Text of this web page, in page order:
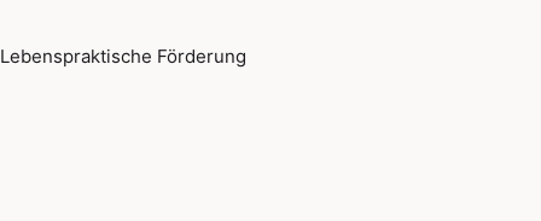
Lebenspraktische Förderung